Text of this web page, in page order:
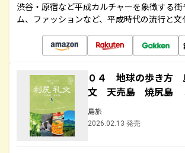
渋谷・原宿など平成カルチャーを象徴する
ム、ファッションなど、平成時代の流行と文
０４ 地球の歩き
文 天売島 焼尻島
島旅
2026.02.13 発売